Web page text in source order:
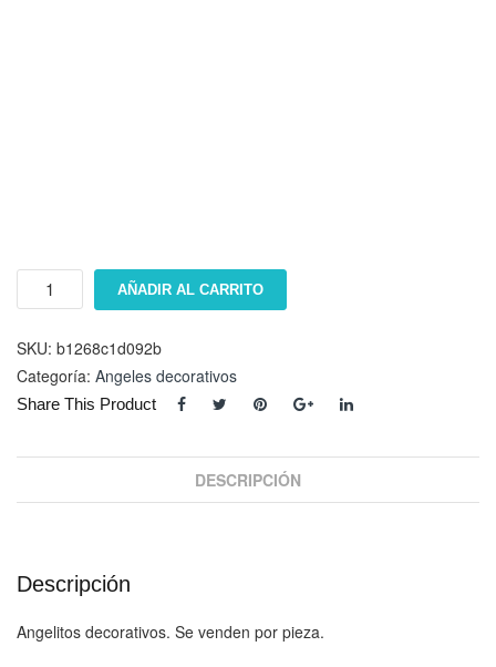
Ãngeles
mÃºsicos
cantidad
AÑADIR AL CARRITO
SKU: b1268c1d092b
Categoría: Angeles decorativos
Share This Product
DESCRIPCIÓN
Descripción
Angelitos decorativos. Se venden por pieza.